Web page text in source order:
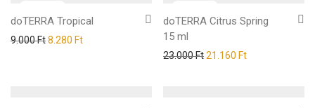
doTERRA Tropical
9.000Ft8.280 Ft
doTERRA Citrus Spring
15 ml
23.000Ft21.160 Ft